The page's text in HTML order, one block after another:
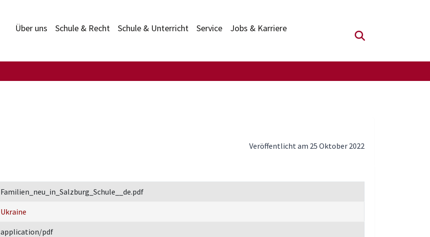
Über uns Schule & Recht Schule & Unterricht Service Jobs & Karriere
Suchfeld
Veröffentlicht am 25 Oktober 2022
Familien_neu_in_Salzburg_Schule__de.pdf
Ukraine
application/pdf